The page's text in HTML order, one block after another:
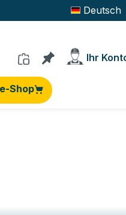
Deutsch
Du hast 0
Ihr
Shop